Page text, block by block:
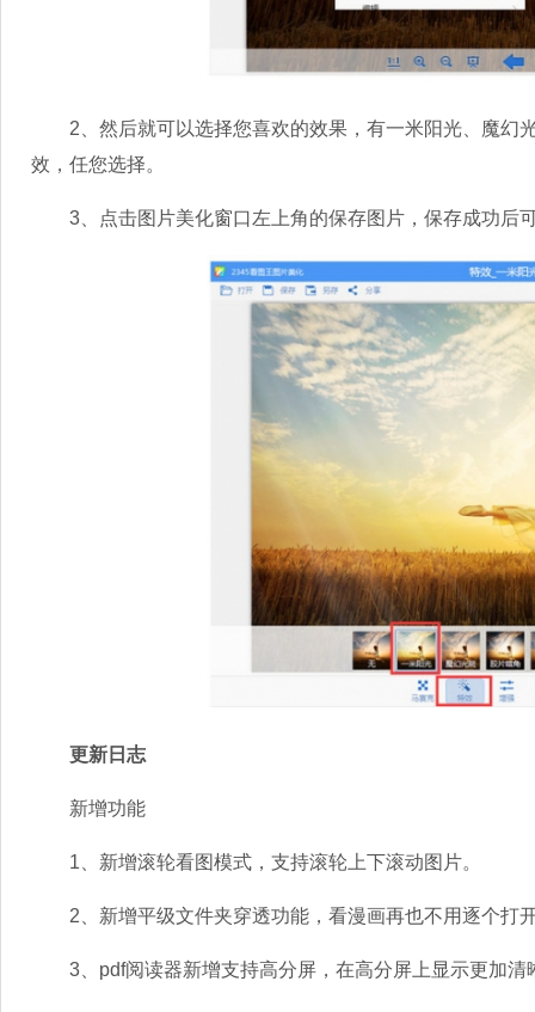
2、然后就可以选择您喜欢的效果，有一米阳光、魔幻
效，任您选择。
3、点击图片美化窗口左上角的保存图片，保存成功后
更新日志
新增功能
1、新增滚轮看图模式，支持滚轮上下滚动图片。
2、新增平级文件夹穿透功能，看漫画再也不用逐个打
3、pdf阅读器新增支持高分屏，在高分屏上显示更加清